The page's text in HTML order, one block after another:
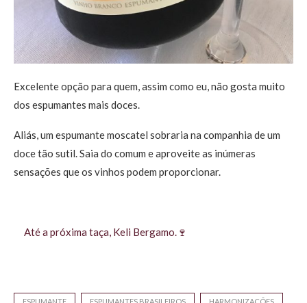
Excelente opção para quem, assim como eu, não gosta muito
dos espumantes mais doces.
Aliás, um espumante moscatel sobraria na companhia de um
doce tão sutil. Saia do comum e aproveite as inúmeras
sensações que os vinhos podem proporcionar.
Até a próxima taça, Keli Bergamo.🍷
ESPUMANTE ESPUMANTES BRASILEIROS HARMONIZAÇÕES